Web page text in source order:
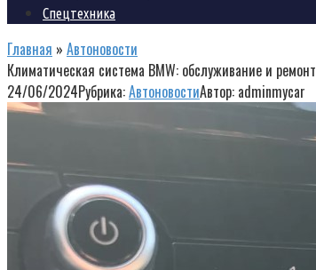
Спецтехника
Главная » Автоновости
Климатическая система BMW: обслуживание и ремонт
24/06/2024Рубрика:АвтоновостиАвтор: adminmycar